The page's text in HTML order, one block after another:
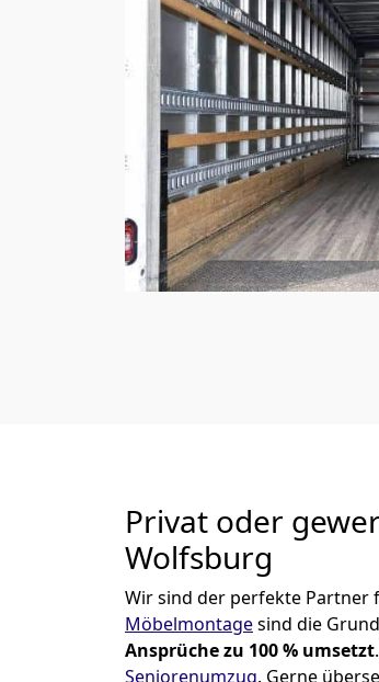
Privat oder
Wolfsburg
Wir sind der perfekte Partner
Möbelmontagesind die
Ansprüche zu 100 % umsetzt
Seniorenumzug. Gerne